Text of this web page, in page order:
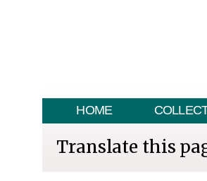
HOME
Translate this